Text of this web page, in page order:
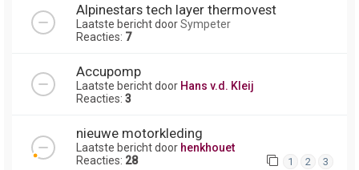
Alpinestars tech layer thermovest
Laatste bericht doorSympeter
Reacties: 7
Accupomp
Laatste bericht door Hans v.d. Kleij
Reacties: 3
nieuwe motorkleding
Laatste bericht door henkhouet
Reacties: 28 1 2 3